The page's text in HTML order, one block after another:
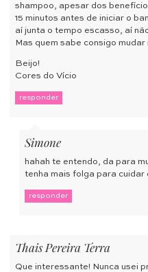
shampoo, apesar dos
15 minutos antes de iniciar o
aí junta o tempo escasso, aí
Mas quem sabe consigo mudar
Beijo!
Cores do Vício
responder
Simone
hahah te entendo, da para
tenha mais folga para cuidar
responder
Thais Pereira Terra
Que interessante! Nunca usei